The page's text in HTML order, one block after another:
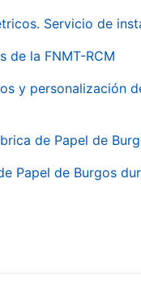
Servicio de
de la FNMT-RCM
y personalización
de Papel de
Papel de Burgos